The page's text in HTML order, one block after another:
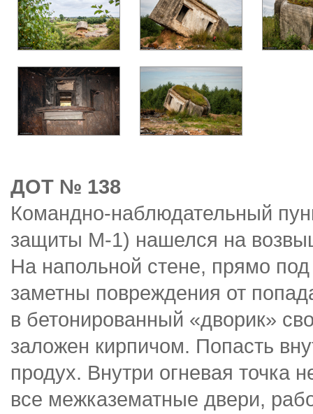
ДОТ № 138
Командно-наблюдательный
защиты М-1) нашелся на
На напольной стене, прямо
заметны повреждения от
в бетонированный «дворик»
заложен кирпичом. Попасть
продух. Внутри огневая точка
все межказематные двери,